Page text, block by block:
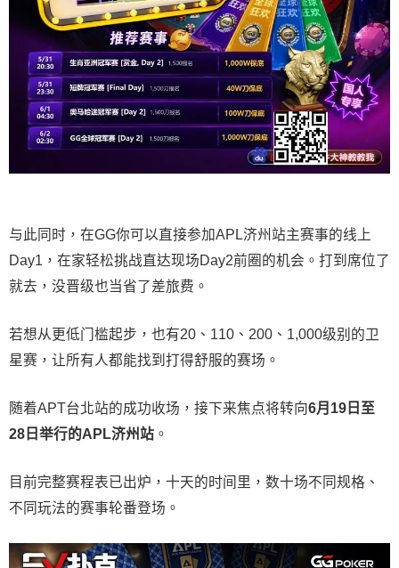
与此同时，在GG你可以直接参加APL济州站主赛事的线上
Day1，在家轻松挑战直达现场Day2前圈的机会。打到席位了
就去，没晋级也当省了差旅费。
若想从更低门槛起步，也有20、110、200、1,000级别的卫
星赛，让所有人都能找到打得舒服的赛场。
随着APT台北站的成功收场，接下来焦点将转向6月 19 日至
28 日举行的APL济州站 。
目前完整赛程表已出炉，十天的时间里，数十场不同规格、
不同玩法的赛事轮番登场。